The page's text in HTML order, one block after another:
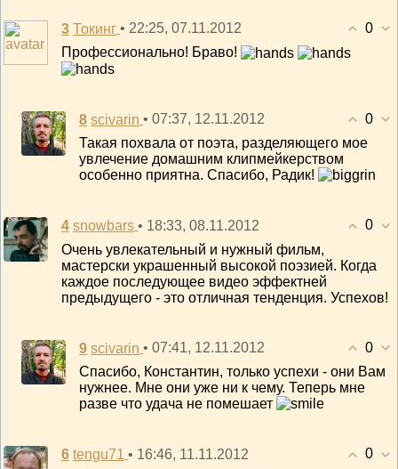
0
3 Токинг • 22:25, 07.11.2012
Профессионально! Браво!
0
8 scivarin • 07:37, 12.11.2012
Такая похвала от поэта, разделяющего мое
увлечение домашним клипмейкерством
особенно приятна. Спасибо, Радик!
0
4 snowbars • 18:33, 08.11.2012
Очень увлекательный и нужный фильм,
мастерски украшенный высокой поэзией. Когда
каждое последующее видео эффектней
предыдущего - это отличная тенденция. Успехов!
0
9 scivarin • 07:41, 12.11.2012
Спасибо, Константин, только успехи - они Вам
нужнее. Мне они уже ни к чему. Теперь мне
разве что удача не помешает
0
6 tengu71 • 16:46, 11.11.2012